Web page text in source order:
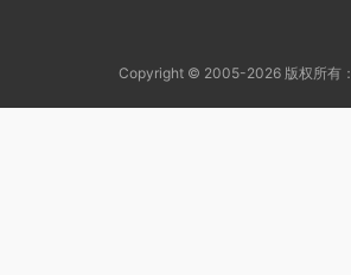
Copyright © 2005-2026 版权所有：